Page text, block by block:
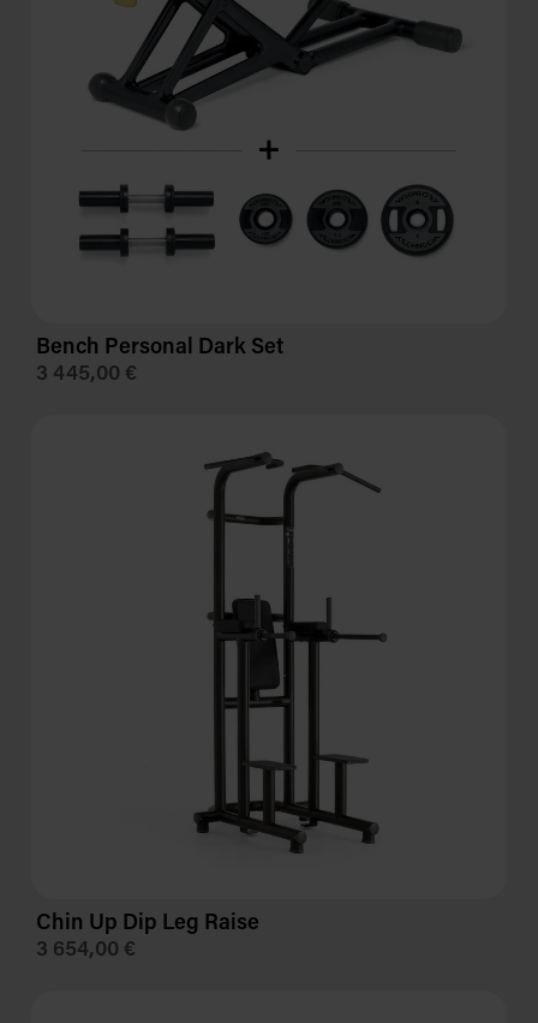
Bench Personal Dark Set
3 445,00 €
Chin Up Dip Leg Raise
3 654,00 €